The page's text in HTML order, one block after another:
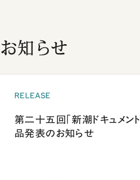
お知らせ
RELEASE
第二十五回「新潮ドキュメン
品発表のお知らせ